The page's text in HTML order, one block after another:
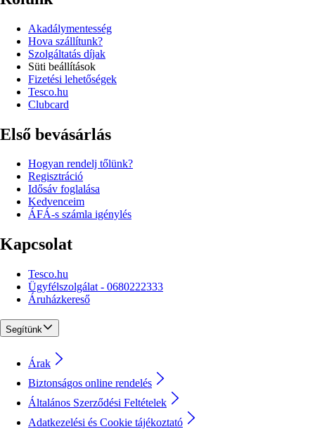
Akadálymentesség
Hova szállítunk?
Szolgáltatás díjak
Süti beállítások
Fizetési lehetőségek
Tesco.hu
Clubcard
Első bevásárlás
Hogyan rendelj tőlünk?
Regisztráció
Idősáv foglalása
Kedvenceim
ÁFÁ-s számla igénylés
Kapcsolat
Tesco.hu
Ügyfélszolgálat - 0680222333
Áruházkereső
Segítünk
Árak
Biztonságos online rendelés
Általános Szerződési Feltételek
Adatkezelési és Cookie tájékoztató